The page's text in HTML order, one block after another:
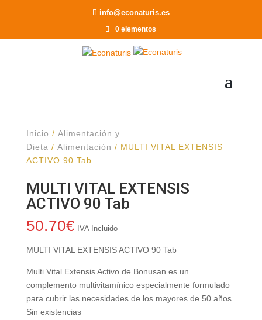
info@econaturis.es
0 elementos
Inicio / Alimentación y
Dieta / Alimentación / MULTI VITAL EXTENSIS
ACTIVO 90 Tab
MULTI VITAL EXTENSIS
ACTIVO 90 Tab
50.70€ IVA Incluido
MULTI VITAL EXTENSIS ACTIVO 90 Tab
Multi Vital Extensis Activo de Bonusan es un
complemento multivitamínico especialmente formulado
para cubrir las necesidades de los mayores de 50 años.
Sin existencias